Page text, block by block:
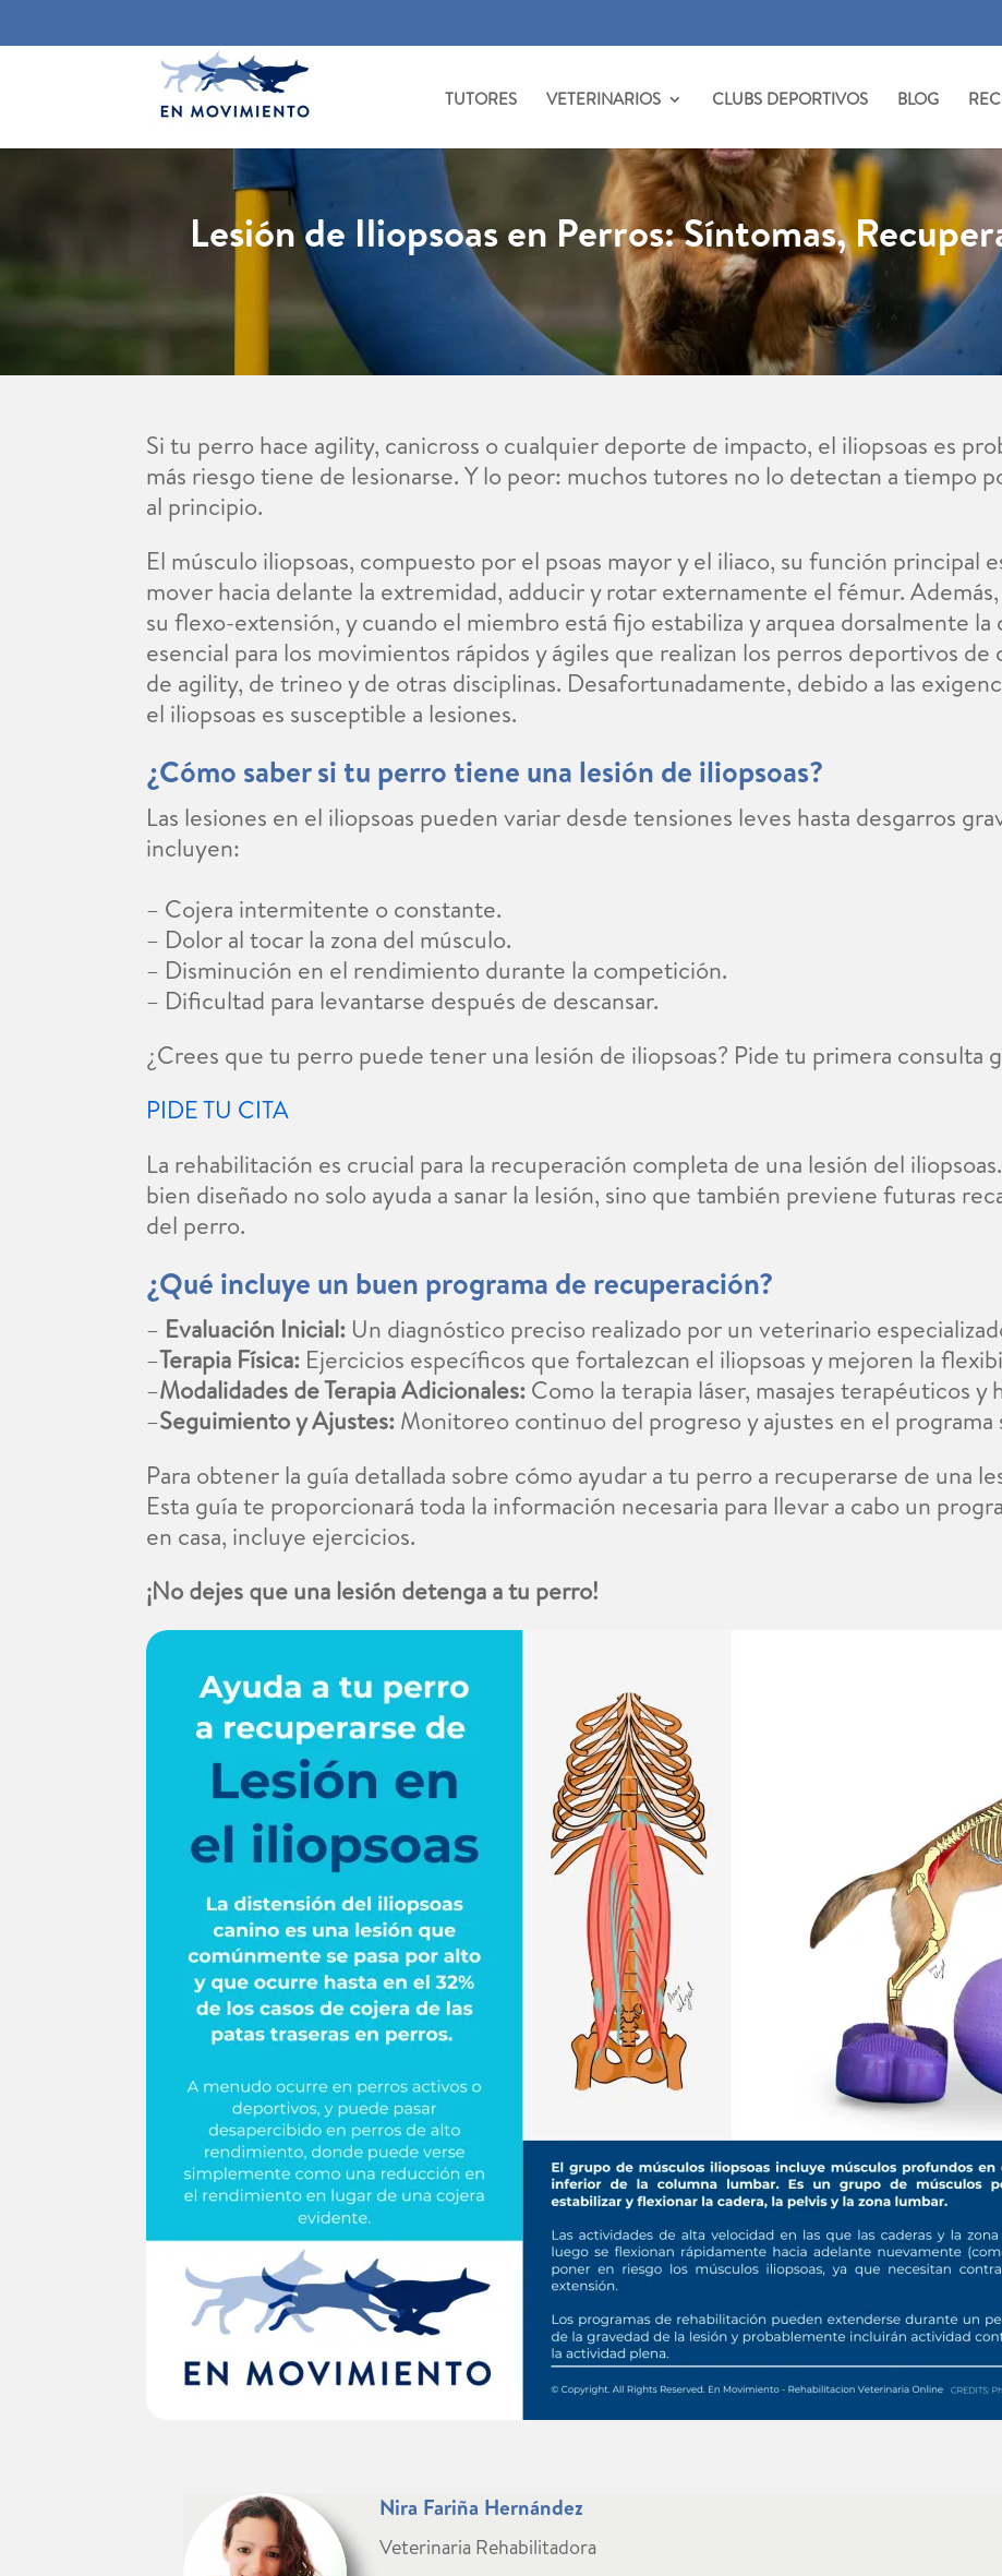
TUTORES VETERINARIOS CLUBS DEPORTIVOS BLOG
Lesión de Iliopsoas en Perros: Síntomas,
Si tu perro hace agility, canicross o cualquier deporte de impacto, el iliopsoas es
más riesgo tiene de lesionarse. Y lo peor: muchos tutores no lo detectan a tiempo
al principio.
El músculo iliopsoas, compuesto por el psoas mayor y el iliaco, su función principal
mover hacia delante la extremidad, adducir y rotar externamente el fémur.
su flexo-extensión, y cuando el miembro está fijo estabiliza y arquea dorsalmente la
esencial para los movimientos rápidos y ágiles que realizan los perros deportivos
de agility, de trineo y de otras disciplinas. Desafortunadamente, debido a las
el iliopsoas es susceptible a lesiones.
¿Cómo saber si tu perro tiene una lesión de iliopsoas?
Las lesiones en el iliopsoas pueden variar desde tensiones leves hasta desgarros
incluyen:
– Cojera intermitente o constante.
– Dolor al tocar la zona del músculo.
– Disminución en el rendimiento durante la competición.
– Dificultad para levantarse después de descansar.
¿Crees que tu perro puede tener una lesión de iliopsoas? Pide tu primera consulta
PIDE TU CITA
La rehabilitación es crucial para la recuperación completa de una lesión del
bien diseñado no solo ayuda a sanar la lesión, sino que también previene futuras
del perro.
¿Qué incluye un buen programa de recuperación?
– Evaluación Inicial: Un diagnóstico preciso realizado por un veterinario
–Terapia Física: Ejercicios específicos que fortalezcan el iliopsoas y mejoren la
–Modalidades de Terapia Adicionales: Como la terapia láser, masajes terapéuticos y
–Seguimiento y Ajustes: Monitoreo continuo del progreso y ajustes en el programa
Para obtener la guía detallada sobre cómo ayudar a tu perro a recuperarse de una
Esta guía te proporcionará toda la información necesaria para llevar a cabo un
en casa, incluye ejercicios.
¡No dejes que una lesión detenga a tu perro!
Nira Fariña Hernández
Veterinaria Rehabilitadora